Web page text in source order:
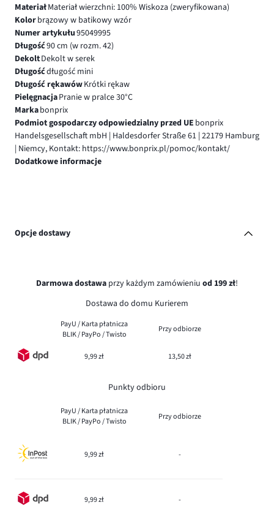
MateriałMateriał wierzchni: 100% Wiskoza (zweryfikowana)
Kolorbrązowy w batikowy wzór
Numer artykułu95049995
Długość90 cm (w rozm. 42)
DekoltDekolt w serek
Długośćdługość mini
Długość rękawówKrótki rękaw
PielęgnacjaPranie w pralce 30°C
Markabonprix
Podmiot gospodarczy odpowiedzialny przed UE bonprix
Handelsgesellschaft mbH | Haldesdorfer Straße 61 | 22179 Hamburg
| Niemcy, Kontakt: https://www.bonprix.pl/pomoc/kontakt/
Dodatkowe informacje
Opcje dostawy
Darmowa dostawa przy każdym zamówieniu od 199 zł!
Dostawa do domu Kurierem
PayU / Karta płatnicza
BLIK / PayPo / Twisto
Przy odbiorze
9,99 zł 13,50 zł
Punkty odbioru
PayU / Karta płatnicza
BLIK / PayPo / Twisto
Przy odbiorze
9,99 zł -
9,99 zł -